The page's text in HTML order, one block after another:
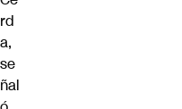
rd
a,
se
ñal